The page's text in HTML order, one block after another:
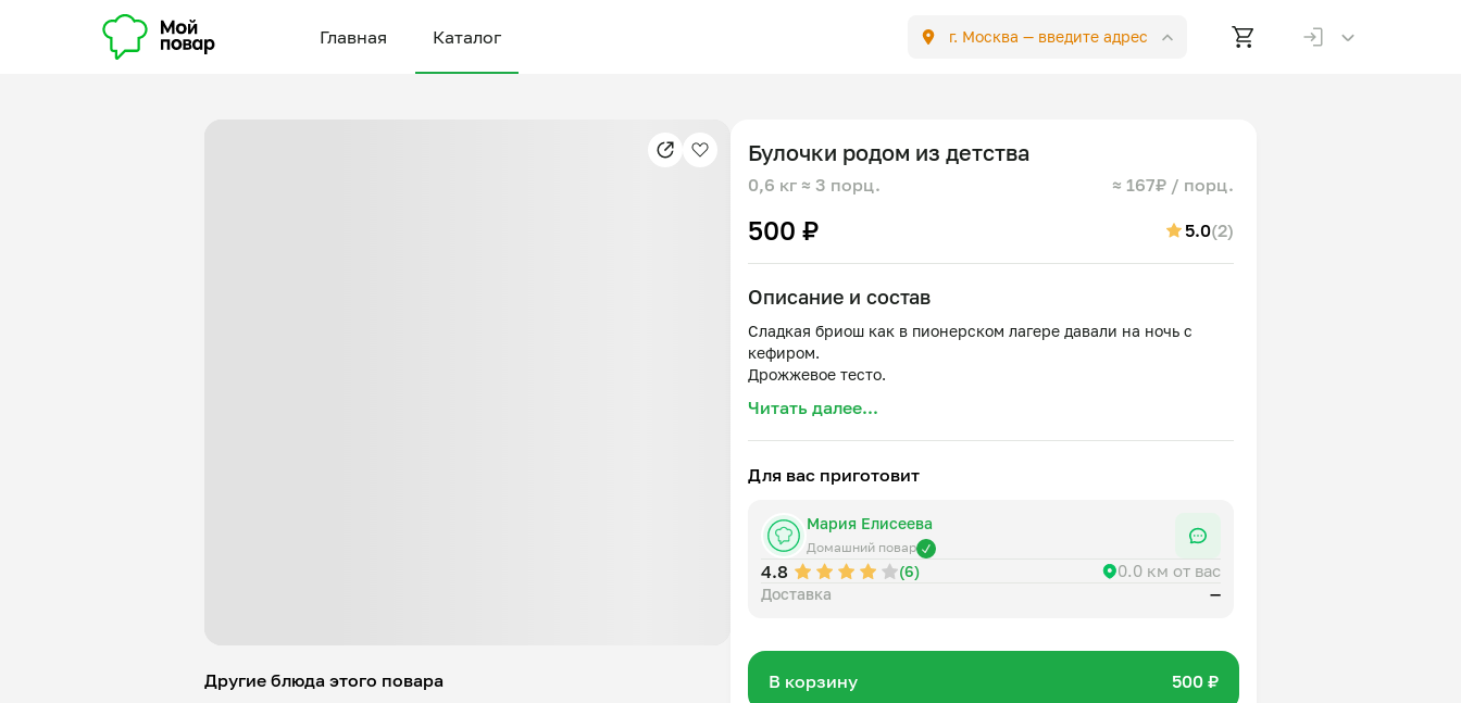
Главная Каталог г. Москва — введите адрес
Другие блюда этого повара
Булочки родом из детства
0,6 кг ≈ 3 порц. ≈ 167₽ / порц.
500 ₽ 5.0(2)
Описание и состав
Сладкая бриош как в пионерском лагере давали на ночь с
кефиром.
Читать далее...
Для вас приготовит
Мария Елисеева
Домашний повар
4.8 (6) 0.0 км от вас
Доставка —
В корзину 500 ₽